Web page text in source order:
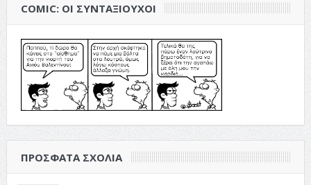
COMIC: ΟΙ ΣΥΝΤΑΞΙΟΎΧΟΙ
ΠΡΌΣΦΑΤΑ ΣΧΌΛΙΑ